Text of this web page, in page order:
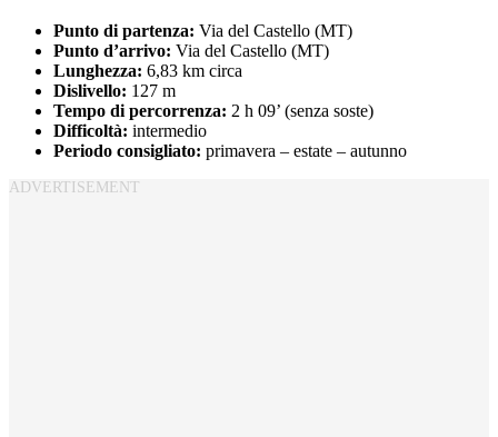
Punto di partenza: Via del Castello (MT)
Punto d’arrivo: Via del Castello (MT)
Lunghezza: 6,83 km circa
Dislivello: 127 m
Tempo di percorrenza: 2 h 09’ (senza soste)
Difficoltà: intermedio
Periodo consigliato: primavera – estate – autunno